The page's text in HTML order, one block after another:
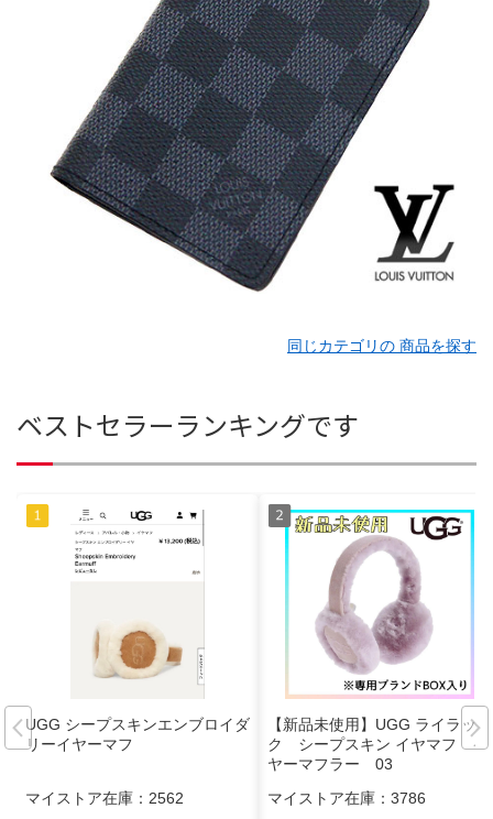
同じカテゴリの 商品を探す
ベストセラーランキングです
UGG シープスキンエンブロイダ
リーイヤーマフ
マイストア在庫： 2562
【新品未使用】UGG ライラッ
ク シープスキン イヤマフ イ
ヤーマフラー 03
マイストア在庫： 3786